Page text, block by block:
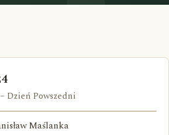
Dzień Powszedni
Maślanka